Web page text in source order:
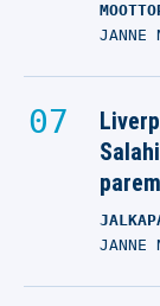
JANNE
JANNE